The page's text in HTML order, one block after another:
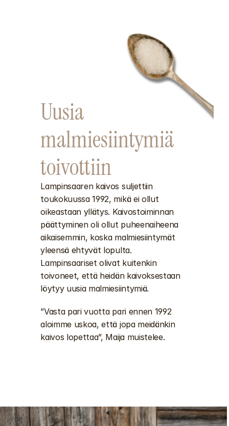
Uusia
malmiesiintymiä
toivottiin
Lampinsaaren kaivos suljettiin
toukokuussa 1992, mikä ei ollut
oikeastaan yllätys. Kaivostoiminnan
päättyminen oli ollut puheenaiheena
aikaisemmin, koska malmiesiintymät
yleensä ehtyvät lopulta.
Lampinsaariset olivat kuitenkin
toivoneet, että heidän kaivoksestaan
löytyy uusia malmiesiintymiä.
”Vasta pari vuotta pari ennen 1992
aloimme uskoa, että jopa meidänkin
kaivos lopettaa”, Maija muistelee.